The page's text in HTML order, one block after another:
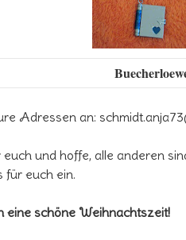
Adressen an:
und hoffe, alle anderen
euch ein.
schöne Weihnachtszeit!